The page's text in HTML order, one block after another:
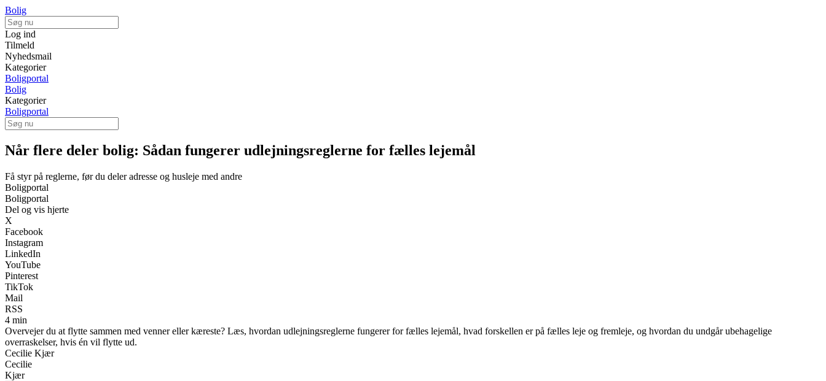
Bolig
Log ind
Tilmeld
Nyhedsmail
Kategorier
Boligportal
Bolig
Kategorier
Boligportal
Når flere deler bolig: Sådan fungerer udlejningsreglerne for fælles lejemål
Få styr på reglerne, før du deler adresse og husleje med andre
Boligportal
Boligportal
Del og vis hjerte
X
Facebook
Instagram
LinkedIn
YouTube
Pinterest
TikTok
Mail
RSS
4 min
Overvejer du at flytte sammen med venner eller kæreste? Læs, hvordan udlejningsreglerne fungerer for fælles lejemål, hvad forskellen er på fælles leje og fremleje, og hvordan du undgår ubehagelige
overraskelser, hvis én vil flytte ud.
Cecilie Kjær
Cecilie
Kjær